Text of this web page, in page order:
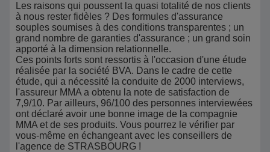
Les raisons qui poussent la quasi totalité de nos clients
à nous rester fidèles ? Des formules d'assurance
souples soumises à des conditions transparentes ; un
grand nombre de garanties d'assurance ; un grand soin
apporté à la dimension relationnelle.
Ces points forts sont ressortis à l'occasion d'une étude
réalisée par la société BVA. Dans le cadre de cette
étude, qui a nécessité la conduite de 2000 interviews,
l'assureur MMA a obtenu la note de satisfaction de
7,9/10. Par ailleurs, 96/100 des personnes interviewées
ont déclaré avoir une bonne image de la compagnie
MMA et de ses produits. Vous pourrez le vérifier par
vous-même en échangeant avec les conseillers de
l'agence de STRASBOURG !